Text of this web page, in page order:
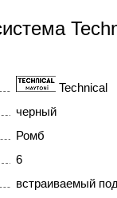
Technical
черный
Ромб
6
встраиваемый